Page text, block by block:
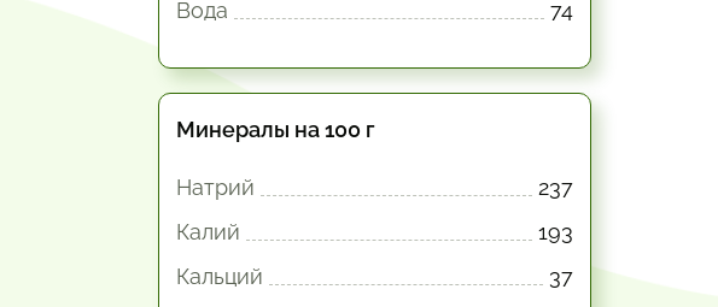
Вода
74
Минералы на 100 г
Натрий
237
Калий
193
Кальций
37